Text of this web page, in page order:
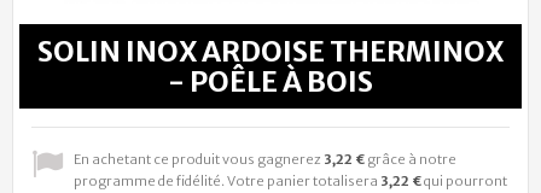
SOLIN INOX ARDOISE THERMINOX
- POÊLE À BOIS
En achetant ce produit vous gagnerez 3,22 € grâce à notre
programme de fidélité. Votre panier totalisera 3,22 €qui pourront